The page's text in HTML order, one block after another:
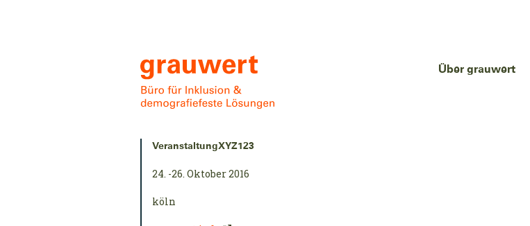
Über grauwert
Kurzinfo:
VeranstaltungXYZ123
24. -26. Oktober 2016
köln